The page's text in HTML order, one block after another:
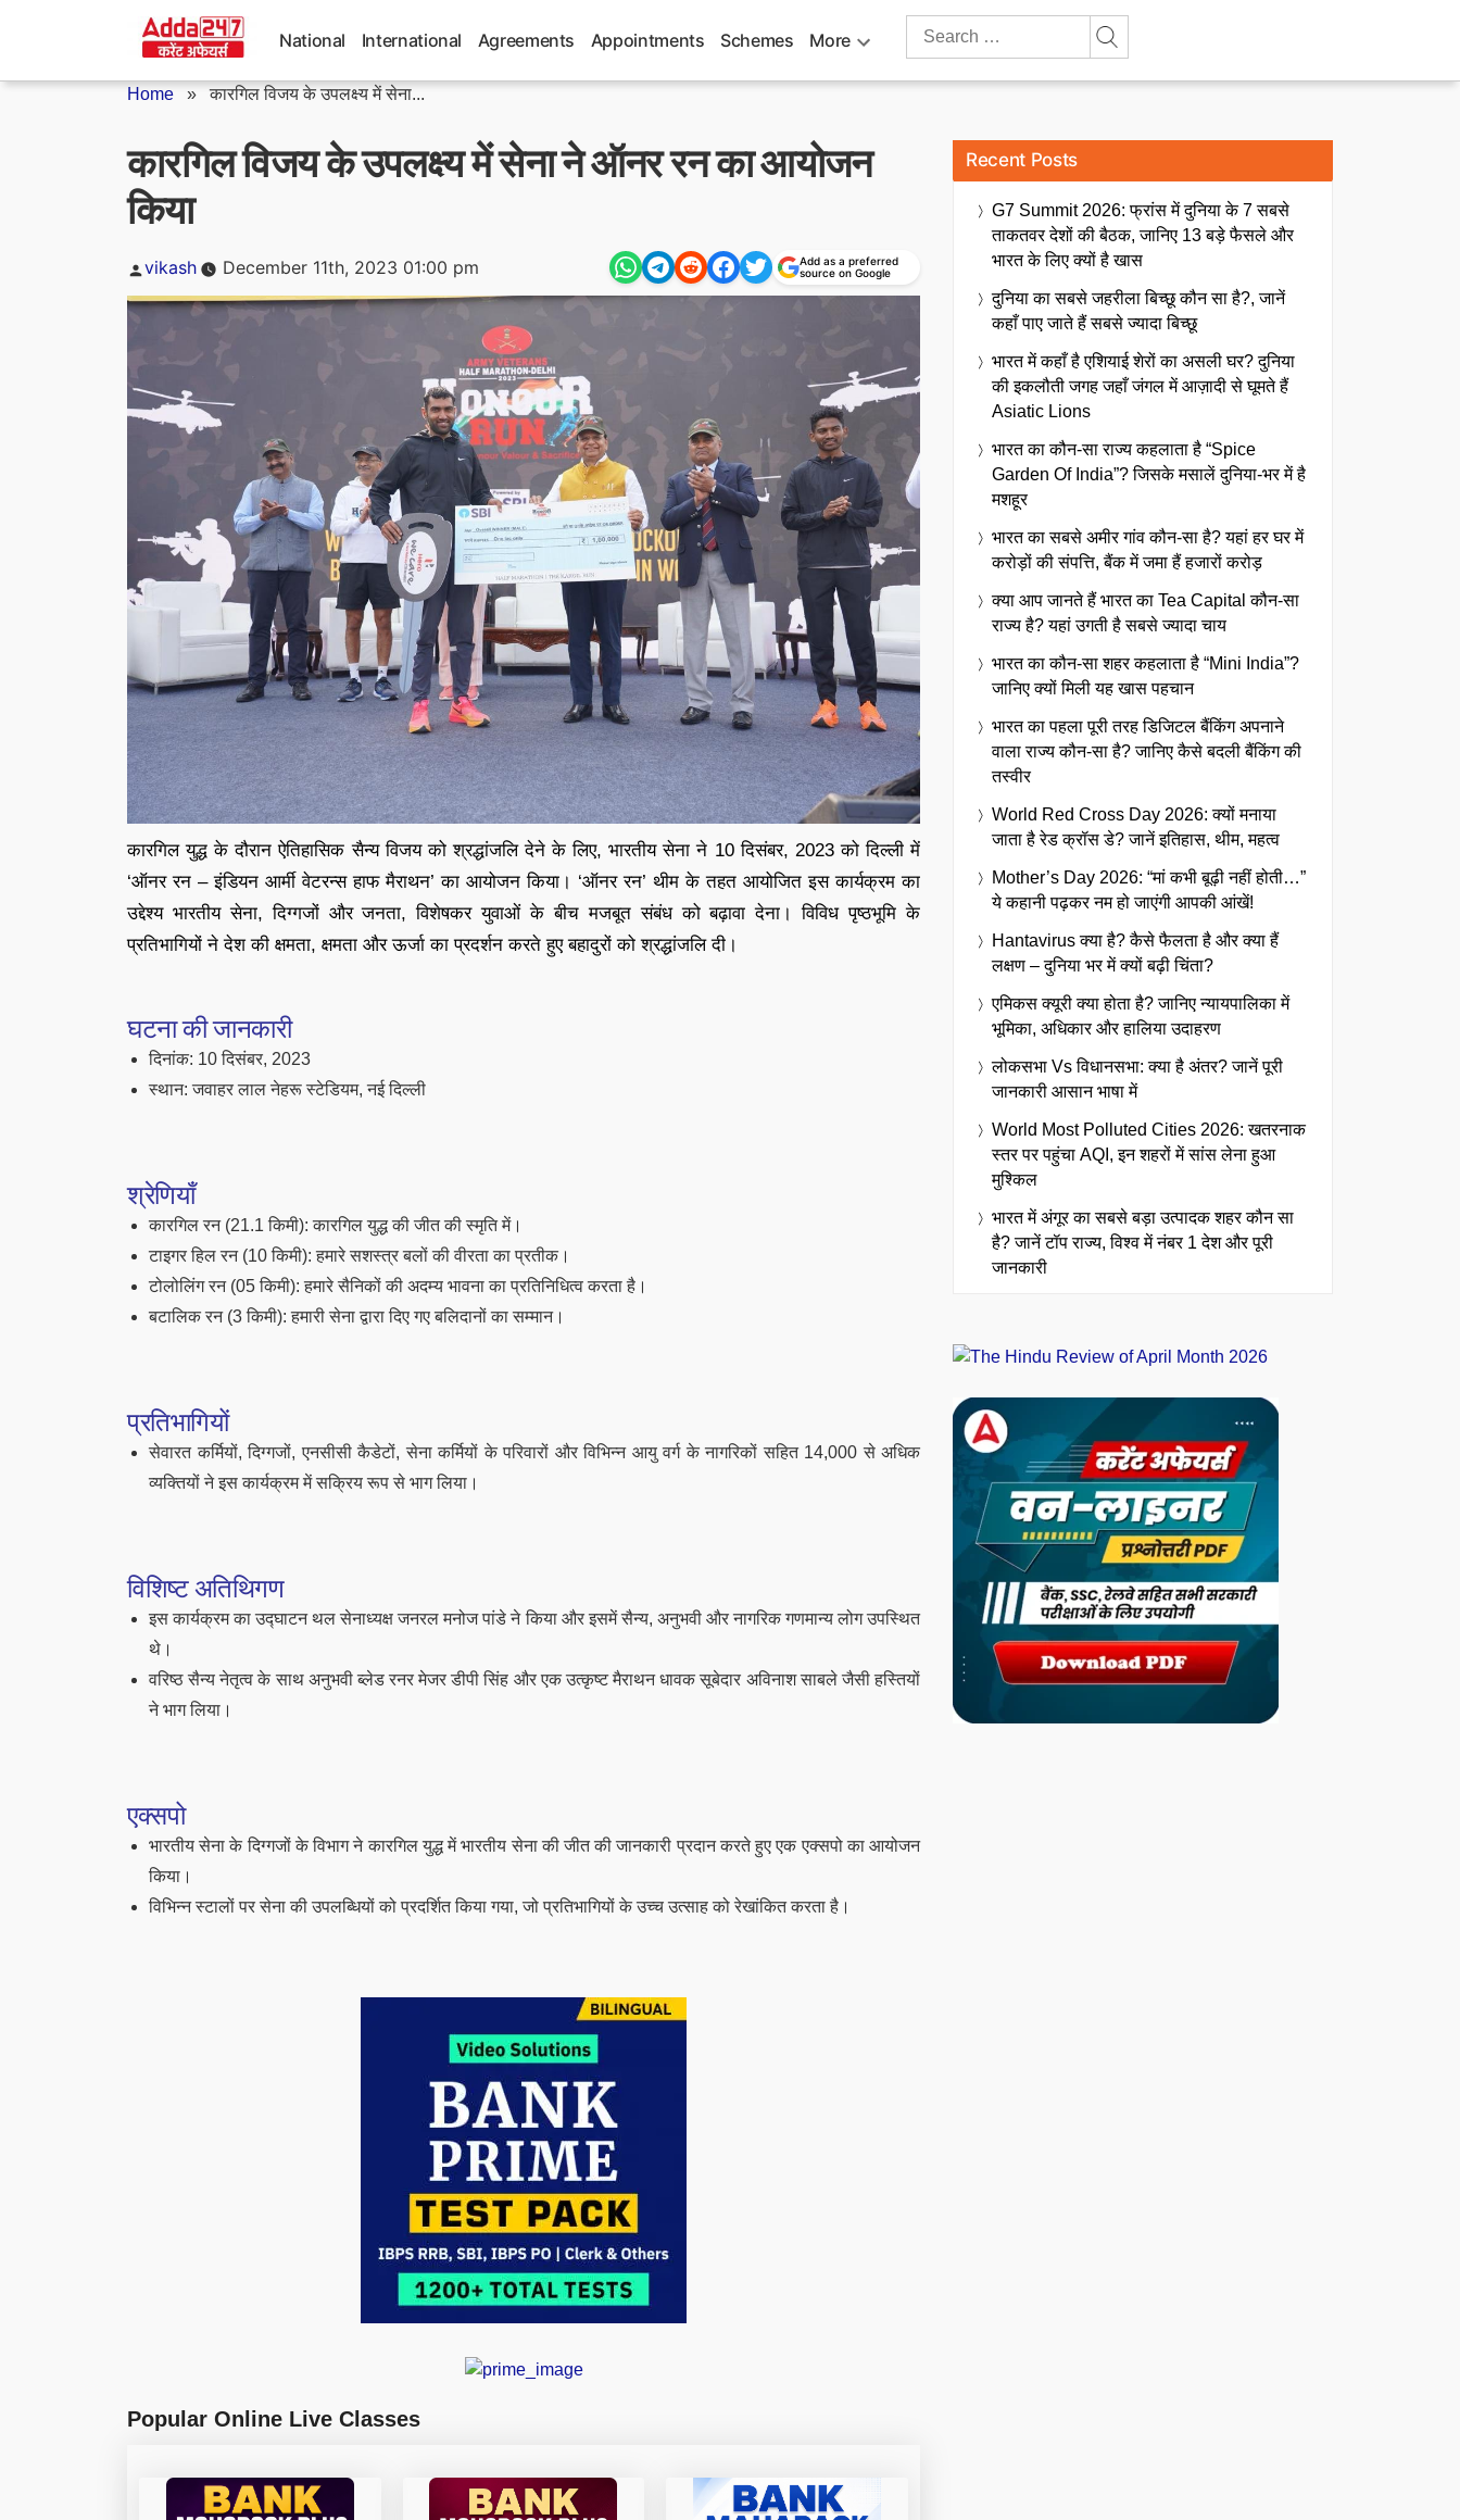
National International Agreements Appointments Schemes More
Search
Home »कारगिल विजय के उपलक्ष्य में सेना...
कारगिल विजय के उपलक्ष्य में सेना ने ऑनर रन का आयोजन
किया
Posted
vikash December 11th, 2023 01:00 pm
Add as a preferred
source on Google
कारगिल युद्ध के दौरान ऐतिहासिक सैन्य विजय को श्रद्धांजलि देने के लिए, भारतीय सेना ने 10 दिसंबर, 2023 को दिल्ली में
‘ऑनर रन – इंडियन आर्मी वेटरन्स हाफ मैराथन’ का आयोजन किया। ‘ऑनर रन’ थीम के तहत आयोजित इस कार्यक्रम का
उद्देश्य भारतीय सेना, दिग्गजों और जनता, विशेषकर युवाओं के बीच मजबूत संबंध को बढ़ावा देना। विविध पृष्ठभूमि के
प्रतिभागियों ने देश की क्षमता, क्षमता और ऊर्जा का प्रदर्शन करते हुए बहादुरों को श्रद्धांजलि दी।
घटना की जानकारी
दिनांक: 10 दिसंबर, 2023
स्थान: जवाहर लाल नेहरू स्टेडियम, नई दिल्ली
श्रेणियाँ
कारगिल रन (21.1 किमी): कारगिल युद्ध की जीत की स्मृति में।
टाइगर हिल रन (10 किमी): हमारे सशस्त्र बलों की वीरता का प्रतीक।
टोलोलिंग रन (05 किमी): हमारे सैनिकों की अदम्य भावना का प्रतिनिधित्व करता है।
बटालिक रन (3 किमी): हमारी सेना द्वारा दिए गए बलिदानों का सम्मान।
प्रतिभागियों
सेवारत कर्मियों, दिग्गजों, एनसीसी कैडेटों, सेना कर्मियों के परिवारों और विभिन्न आयु वर्ग के नागरिकों सहित 14,000 से अधिक
व्यक्तियों ने इस कार्यक्रम में सक्रिय रूप से भाग लिया।
विशिष्ट अतिथिगण
इस कार्यक्रम का उद्घाटन थल सेनाध्यक्ष जनरल मनोज पांडे ने किया और इसमें सैन्य, अनुभवी और नागरिक गणमान्य लोग उपस्थित
थे।
वरिष्ठ सैन्य नेतृत्व के साथ अनुभवी ब्लेड रनर मेजर डीपी सिंह और एक उत्कृष्ट मैराथन धावक सूबेदार अविनाश साबले जैसी हस्तियों
ने भाग लिया।
एक्सपो
भारतीय सेना के दिग्गजों के विभाग ने कारगिल युद्ध में भारतीय सेना की जीत की जानकारी प्रदान करते हुए एक एक्सपो का आयोजन
किया।
विभिन्न स्टालों पर सेना की उपलब्धियों को प्रदर्शित किया गया, जो प्रतिभागियों के उच्च उत्साह को रेखांकित करता है।
Popular Online Live Classes
Recent Posts
G7 Summit 2026: फ्रांस में दुनिया के 7 सबसे
ताकतवर देशों की बैठक, जानिए 13 बड़े फैसले और
भारत के लिए क्यों है खास
दुनिया का सबसे जहरीला बिच्छू कौन सा है?, जानें
कहाँ पाए जाते हैं सबसे ज्यादा बिच्छू
भारत में कहाँ है एशियाई शेरों का असली घर? दुनिया
की इकलौती जगह जहाँ जंगल में आज़ादी से घूमते हैं
Asiatic Lions
भारत का कौन-सा राज्य कहलाता है “Spice
Garden Of India”? जिसके मसालें दुनिया-भर में है
मशहूर
भारत का सबसे अमीर गांव कौन-सा है? यहां हर घर में
करोड़ों की संपत्ति, बैंक में जमा हैं हजारों करोड़
क्या आप जानते हैं भारत का Tea Capital कौन-सा
राज्य है? यहां उगती है सबसे ज्यादा चाय
भारत का कौन-सा शहर कहलाता है “Mini India”?
जानिए क्यों मिली यह खास पहचान
भारत का पहला पूरी तरह डिजिटल बैंकिंग अपनाने
वाला राज्य कौन-सा है? जानिए कैसे बदली बैंकिंग की
तस्वीर
World Red Cross Day 2026: क्यों मनाया
जाता है रेड क्रॉस डे? जानें इतिहास, थीम, महत्व
Mother’s Day 2026: “मां कभी बूढ़ी नहीं होती…”
ये कहानी पढ़कर नम हो जाएंगी आपकी आंखें!
Hantavirus क्या है? कैसे फैलता है और क्या हैं
लक्षण – दुनिया भर में क्यों बढ़ी चिंता?
एमिकस क्यूरी क्या होता है? जानिए न्यायपालिका में
भूमिका, अधिकार और हालिया उदाहरण
लोकसभा Vs विधानसभा: क्या है अंतर? जानें पूरी
जानकारी आसान भाषा में
World Most Polluted Cities 2026: खतरनाक
स्तर पर पहुंचा AQI, इन शहरों में सांस लेना हुआ
मुश्किल
भारत में अंगूर का सबसे बड़ा उत्पादक शहर कौन सा
है? जानें टॉप राज्य, विश्व में नंबर 1 देश और पूरी
जानकारी